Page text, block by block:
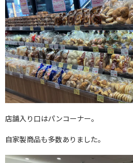
店舗入り口はパンコーナー。
自家製商品も多数ありました。